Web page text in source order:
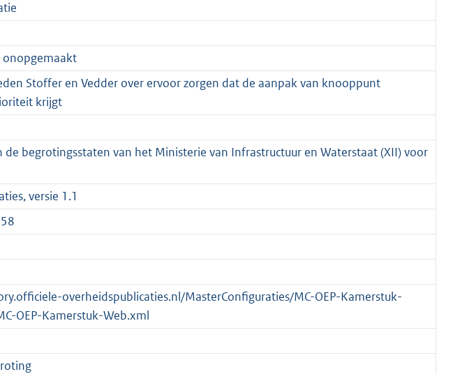
onopgemaakt
Stoffer en Vedder over ervoor zorgen dat de aanpak van knooppunt
krijgt
de begrotingsstaten van het Ministerie van Infrastructuur en Waterstaat (XII) voor
versie 1.1
overheidspublicaties.nl/MasterConfiguraties/MC-OEP-Kamerstuk-
OEP-Kamerstuk-Web.xml